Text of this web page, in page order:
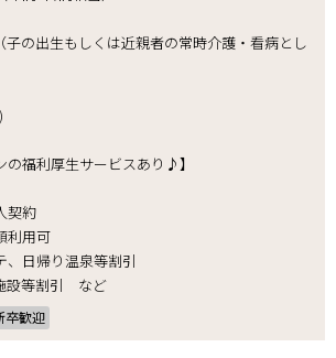
子の出生もしくは近親者の常時介護・看病とし
の福利厚生サービスあり♪】
契約
利用可
、日帰り温泉等割引
設等割引 など
卒歓迎